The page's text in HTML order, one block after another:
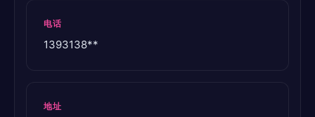
电话
1393138**
地址